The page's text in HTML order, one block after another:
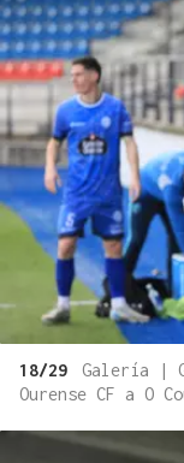
18/29
Galería |
Ourense CF a O